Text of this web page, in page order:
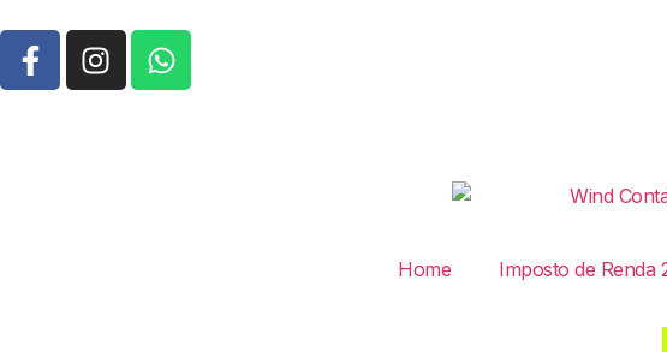
Home Imposto de Renda